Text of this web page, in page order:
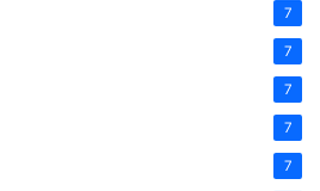
7
7
7
7
7